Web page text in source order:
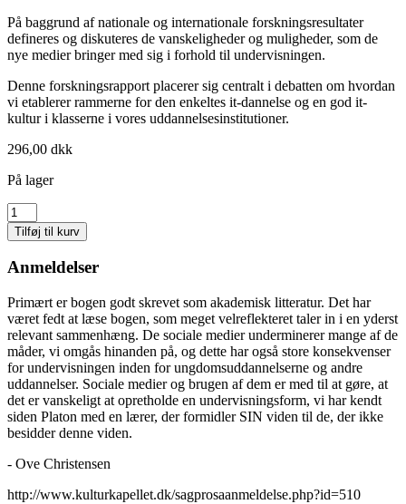
På baggrund af nationale og internationale forskningsresultater
defineres og diskuteres de vanskeligheder og muligheder, som de
nye medier bringer med sig i forhold til undervisningen.
Denne forskningsrapport placerer sig centralt i debatten om hvordan
vi etablerer rammerne for den enkeltes it-dannelse og en god it-
kultur i klasserne i vores uddannelsesinstitutioner.
296,00 dkk
På lager
Sociale
medier
i
gymnasiet
antal
Tilføj til kurv
Anmeldelser
Primært er bogen godt skrevet som akademisk litteratur. Det har
været fedt at læse bogen, som meget velreflekteret taler in i en yderst
relevant sammenhæng. De sociale medier underminerer mange af de
måder, vi omgås hinanden på, og dette har også store konsekvenser
for undervisningen inden for ungdomsuddannelserne og andre
uddannelser. Sociale medier og brugen af dem er med til at gøre, at
det er vanskeligt at opretholde en undervisningsform, vi har kendt
siden Platon med en lærer, der formidler SIN viden til de, der ikke
besidder denne viden.
- Ove Christensen
http://www.kulturkapellet.dk/sagprosaanmeldelse.php?id=510